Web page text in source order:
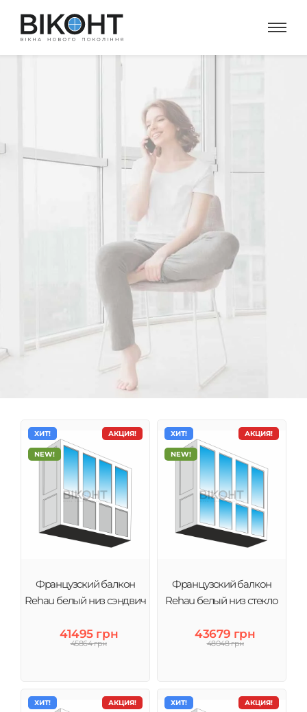
Французские балконы
в Хмельницкий
Французское остекление лоджий и балконов под
ключ. Замер, проэктировка, изготовление и
установка. Гарантийное и послегарантийное
АКЦИЯ!
ХИТ!
NEW!
Французский балкон
Rehau белый низ сэндвич
41495 грн
45864 грн
АКЦИЯ!
ХИТ!
NEW!
Французский балкон
Rehau белый низ стекло
43679 грн
48048 грн
АКЦИЯ!
ХИТ! АКЦИЯ!
ХИТ!